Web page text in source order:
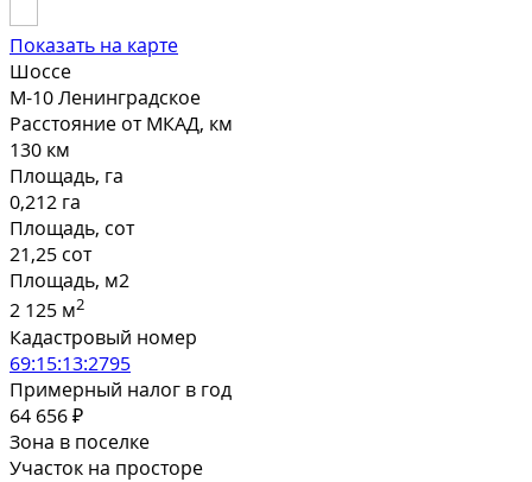
Показать на карте
Шоссе
М-10 Ленинградское
Расстояние от МКАД, км
130 км
Площадь, га
0,212 га
Площадь, сот
21,25 сот
Площадь, м2
2 125 м2
Кадастровый номер
69:15:13:2795
Примерный налог в год
64 656 ₽
Зона в поселке
Участок на просторе